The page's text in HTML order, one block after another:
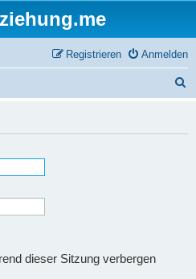
Anmelden
Registrieren
dieser Sitzung verbergen